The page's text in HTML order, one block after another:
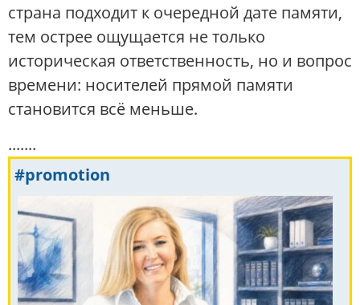
страна подходит к очередной дате памяти,
тем острее ощущается не только
историческая ответственность, но и вопрос
времени: носителей прямой памяти
становится всё меньше.
.......
#promotion